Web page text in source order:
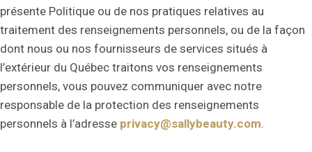
présente Politique ou de nos pratiques relatives au
traitement des renseignements personnels, ou de la façon
dont nous ou nos fournisseurs de services situés à
l’extérieur du Québec traitons vos renseignements
personnels, vous pouvez communiquer avec notre
responsable de la protection des renseignements
personnels à l’adresse privacy@sallybeauty.com.